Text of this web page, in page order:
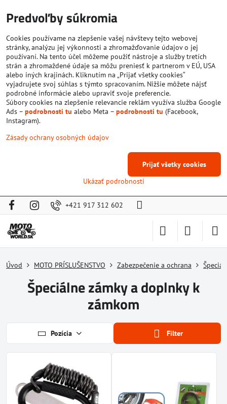
+421 917 312 602
Úvod MOTO PRÍSLUŠENSTVO Zabezpečenie a ochrana
Špeciálne zámky a doplnky k
zámkom
Pozícia Filter
Predvoľby súkromia
Cookies používame na zlepšenie vašej návštevy tejto webovej
stránky, analýzu jej výkonnosti a zhromažďovanie údajov o jej
používaní. Na tento účel môžeme použiť nástroje a služby tretích
strán a zhromaždené údaje sa môžu preniesť k partnerom v EÚ, USA
alebo iných krajinách. Kliknutím na „Prijať všetky cookies“
vyjadrujete svoj súhlas s týmto spracovaním. Nižšie môžete nájsť
podrobné informácie alebo upraviť svoje preferencie.
Súbory cookies na zlepšenie relevancie reklám využíva služba Google
Ads – podrobnosti tu alebo Meta – podrobnosti tu (Facebook,
Instagram).
Zásady ochrany osobných údajov
Ukázať podrobnosti
Prijať všetky cookies